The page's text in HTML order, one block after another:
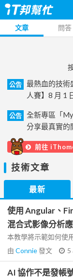
文章 問答
公告
最熱血的技術
人賽】8 月 1
公告
全新專區「
分享最真實的
前往
技術文章
最新
使用 Angular、
混合式影像分析
本教學將示範如何使
由 Connie發文 5
AI 協作不是發帳